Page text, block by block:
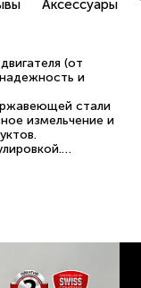
Аксессуары
(от
надежность и
стали
измельчение и
стали.